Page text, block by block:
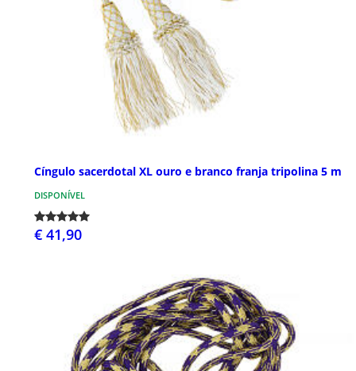
Cíngulo sacerdotal XL ouro e branco franja tripolina 5 m
DISPONÍVEL
€ 41,90